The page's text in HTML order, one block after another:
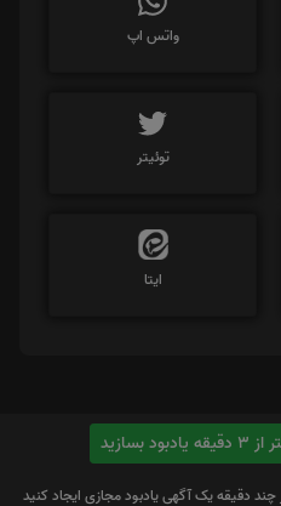
واتس اپ
توئیتر
ایتا
دقیقه یک آگهی یادبود مجازی ایجاد کنید